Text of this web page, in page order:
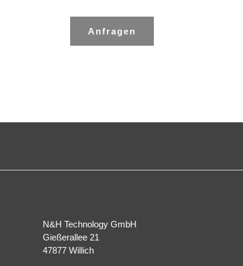
Anfragen
N&H Technology GmbH
Gießerallee 21
47877 Willich